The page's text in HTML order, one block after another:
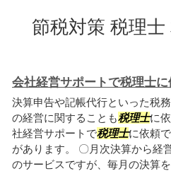
節税対策 税理
会社経営サポートで税理士に
決算申告や記帳代行といった税
の経営に関することも税理士に
社経営サポートで税理士に依頼
があります。 〇月次決算から経
のサービスですが、毎月の決算